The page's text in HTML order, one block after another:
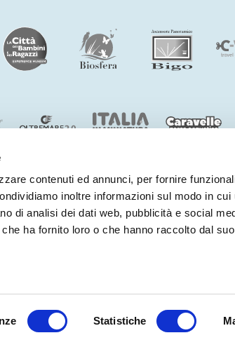
contenuti ed annunci, per fornire
inoltre informazioni sul modo in
di analisi dei dati web, pubblicità e social
ha fornito loro o che hanno raccolto dal
Statistiche
BENVENUTI NEL MONDO DICOSTA EDUTAINMENT
- P.iva 03362540100 - REA 333033
Biglietti